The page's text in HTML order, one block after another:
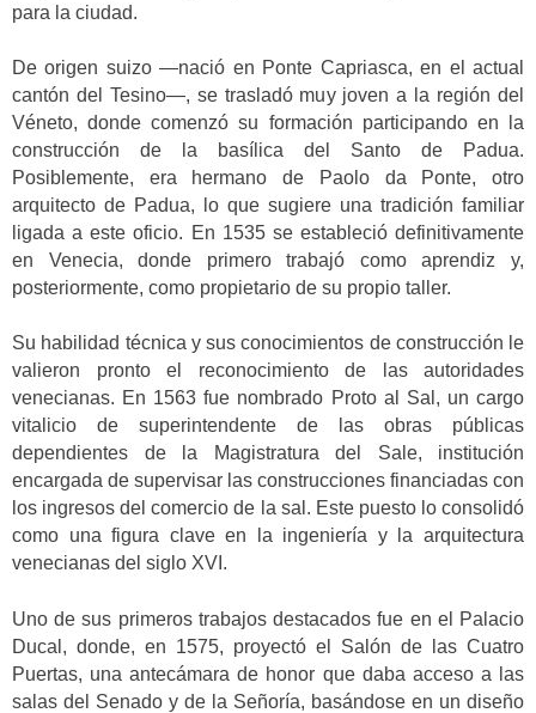
para la ciudad.
De origen suizo —nació en Ponte Capriasca, en el actual
cantón del Tesino—, se trasladó muy joven a la región del
Véneto, donde comenzó su formación participando en la
construcción de la basílica del Santo de Padua.
Posiblemente, era hermano de Paolo da Ponte, otro
arquitecto de Padua, lo que sugiere una tradición familiar
ligada a este oficio. En 1535 se estableció definitivamente
en Venecia, donde primero trabajó como aprendiz y,
posteriormente, como propietario de su propio taller.
Su habilidad técnica y sus conocimientos de construcción le
valieron pronto el reconocimiento de las autoridades
venecianas. En 1563 fue nombrado Proto al Sal, un cargo
vitalicio de superintendente de las obras públicas
dependientes de la Magistratura del Sale, institución
encargada de supervisar las construcciones financiadas con
los ingresos del comercio de la sal. Este puesto lo consolidó
como una figura clave en la ingeniería y la arquitectura
venecianas del siglo XVI.
Uno de sus primeros trabajos destacados fue en el Palacio
Ducal, donde, en 1575, proyectó el Salón de las Cuatro
Puertas, una antecámara de honor que daba acceso a las
salas del Senado y de la Señoría, basándose en un diseño